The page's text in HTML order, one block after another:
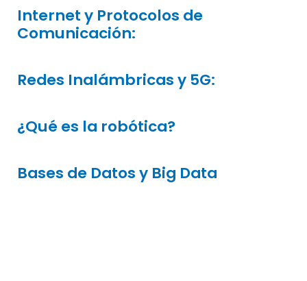
Internet y Protocolos de
Comunicación:
Redes Inalámbricas y 5G:
¿Qué es la robótica?
Bases de Datos y Big Data